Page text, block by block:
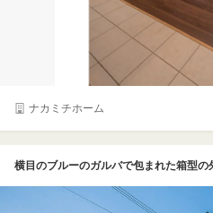
ナカミチホーム